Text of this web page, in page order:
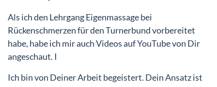
Als ich den Lehrgang Eigenmassage bei
Rückenschmerzen für den Turnerbund vorbereitet
habe, habe ich mir auch Videos auf YouTube von Dir
angeschaut. I
Ich bin von Deiner Arbeit begeistert. Dein Ansatz ist